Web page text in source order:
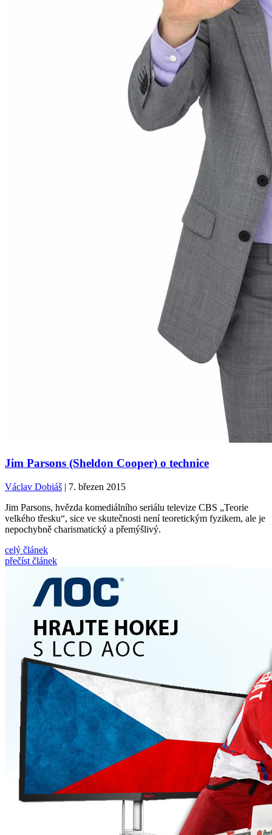
Jim Parsons (Sheldon Cooper) o technice
Václav Dobiáš | 7. březen 2015
Jim Parsons, hvězda komediálního seriálu televize CBS „Teorie
velkého třesku“, sice ve skutečnosti není teoretickým fyzikem, ale je
nepochybně charismatický a přemýšlivý.
celý článek
přečíst článek